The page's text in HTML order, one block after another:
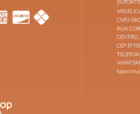
SUPORTE
CNPJ
RUA
CEP